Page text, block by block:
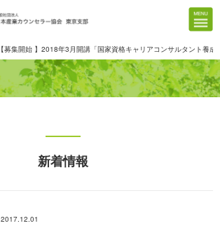
【募集開始 】2018年3月開講「国家資格キャリアコンサルタント養成
新着情報
2017.12.01